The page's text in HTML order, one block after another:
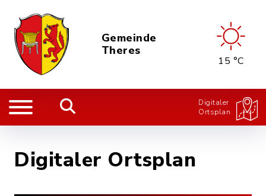
Gemeinde
Theres
15 °C
Digitaler
Ortsplan
Digitaler Ortsplan